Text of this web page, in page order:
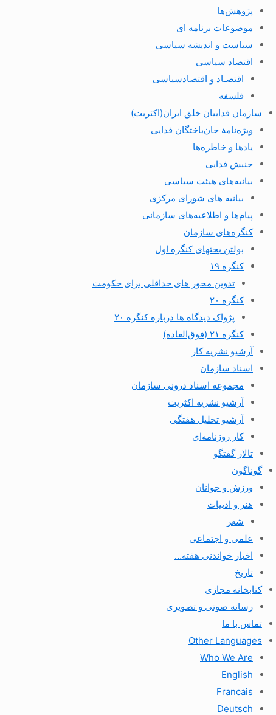
پژوهش‌ها
موضوعات برنامه ای
سیاست و اندیشه سیاسی
اقتصاد سیاسی
اقتصـاد و اقتصاد‌سیاسی
فلسفه
سازمان فداییان خلق ایران(اکثریت)
ویژه‌نامهٔ جان‌باختگان فدایی
یادها و خاطره‌ها
جنبش فدایی
بیانیه‌های هیئت سیاسی
بیانیه های شورای مرکزی
پیام‌ها و اطلاعیه‌های سازمانی
کنگره‌های سازمان
بولتن بحثهای کنگره اول
کنگره ۱۹
تدوین محور های حداقلی برای حکومت
کنگره ۲۰
پژواک دیدگاه ها درباره کنگره ۲۰
کنگره ۲۱ (فوق‌العاده)
آرشیو نشریه کار
اسناد سازمان
مجموعه اسناد درونی سازمان
آرشیو نشریه اکثریت
آرشیو تحلیل هفتگی
کار روزنامه‌ای
تالار گفتگو
گوناگون
ورزش و جوانان
هنر و ادبیات
شعر
علمی و اجتماعی
اخبار خواندنی هفته…
تاریخ
کتابخانه مجازی
رسانه صوتی و تصویری
تماس با ما
Other Languages
Who We Are
English
Francais
Deutsch